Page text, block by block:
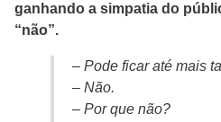
ganhando a simpatia do
“não”.
– Pode ficar até mais
– Não.
– Por que não?